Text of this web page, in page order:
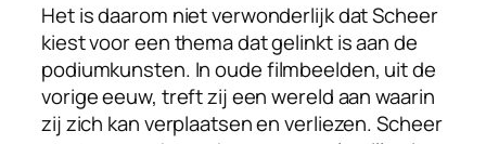
Het is daarom niet verwonderlijk dat Scheer
kiest voor een thema dat gelinkt is aan de
podiumkunsten. In oude filmbeelden, uit de
vorige eeuw, treft zij een wereld aan waarin
zij zich kan verplaatsen en verliezen. Scheer